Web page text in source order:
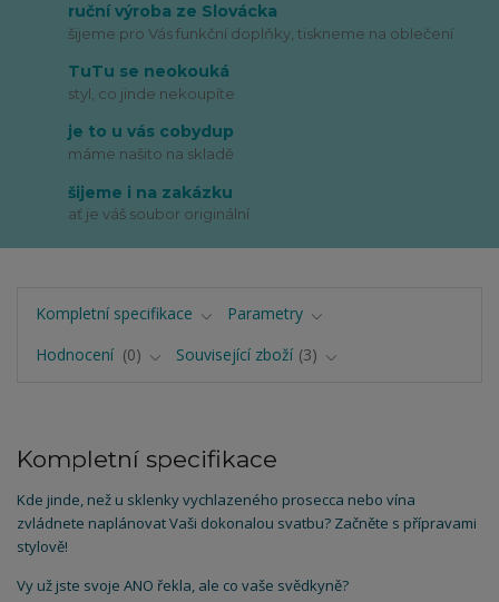
ruční výroba ze Slovácka
šijeme pro Vás funkční doplňky, tiskneme na oblečení
TuTu se neokouká
styl, co jinde nekoupíte
je to u vás cobydup
máme našito na skladě
šijeme i na zakázku
ať je váš soubor originální
Kompletní specifikace
Parametry
Hodnocení
0 Související zboží 3
Kompletní specifikace
Kde jinde, než u sklenky vychlazeného prosecca nebo vína
zvládnete naplánovat Vaši dokonalou svatbu? Začněte s přípravami
stylově!
Vy už jste svoje ANO řekla, ale co vaše svědkyně?